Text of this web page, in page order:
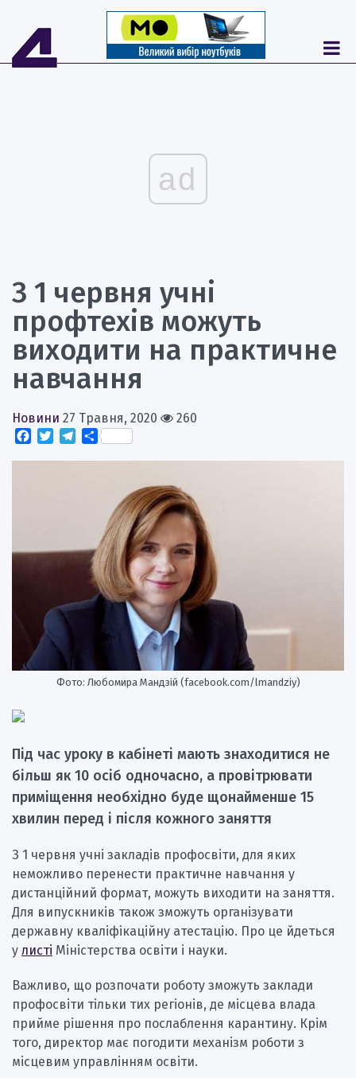
ad
З 1 червня учні
профтехів можуть
виходити на практичне
навчання
Новини 27 Травня, 2020
260
Facebook
TwitterTelegram
Поділитися
Фото: Любомира Мандзій (facebook.com/lmandziy)
Під час уроку в кабінеті мають знаходитися не
більш як 10 осіб одночасно, а провітрювати
приміщення необхідно буде щонайменше 15
хвилин перед і після кожного заняття
З 1 червня учні закладів профосвіти, для яких
неможливо перенести практичне навчання у
дистанційний формат, можуть виходити на заняття.
Для випускників також зможуть організувати
державну кваліфікаційну атестацію. Про це йдеться
у листі Міністерства освіти і науки.
Важливо, що розпочати роботу зможуть заклади
профосвіти тільки тих регіонів, де місцева влада
прийме рішення про послаблення карантину. Крім
того, директор має погодити механізм роботи з
місцевим управлінням освіти.